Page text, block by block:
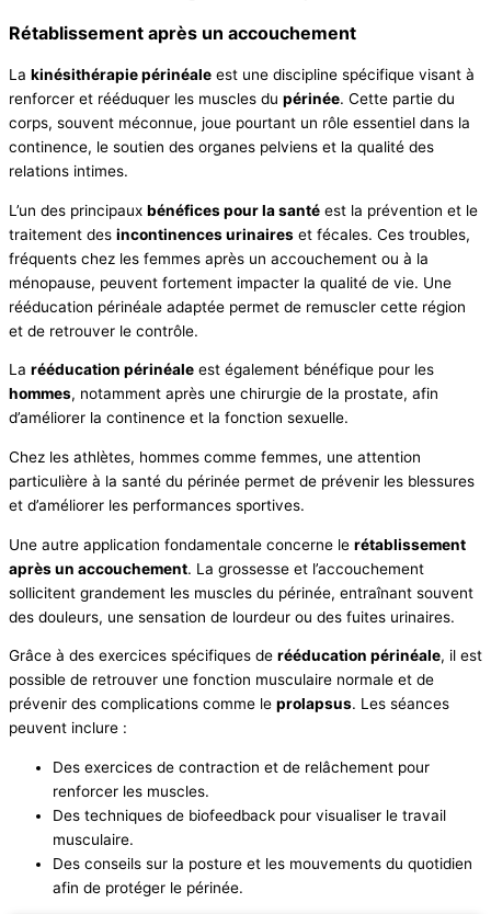
Rétablissement après un accouchement
La kinésithérapie périnéale est une discipline spécifique visant à
renforcer et rééduquer les muscles du périnée. Cette partie du
corps, souvent méconnue, joue pourtant un rôle essentiel dans la
continence, le soutien des organes pelviens et la qualité des
relations intimes.
L’un des principaux bénéfices pour la santé est la prévention et le
traitement des incontinences urinaires et fécales. Ces troubles,
fréquents chez les femmes après un accouchement ou à la
ménopause, peuvent fortement impacter la qualité de vie. Une
rééducation périnéale adaptée permet de remuscler cette région
et de retrouver le contrôle.
La rééducation périnéale est également bénéfique pour les
hommes, notamment après une chirurgie de la prostate, afin
d’améliorer la continence et la fonction sexuelle.
Chez les athlètes, hommes comme femmes, une attention
particulière à la santé du périnée permet de prévenir les blessures
et d’améliorer les performances sportives.
Une autre application fondamentale concerne le rétablissement
après un accouchement. La grossesse et l’accouchement
sollicitent grandement les muscles du périnée, entraînant souvent
des douleurs, une sensation de lourdeur ou des fuites urinaires.
Grâce à des exercices spécifiques de rééducation périnéale, il est
possible de retrouver une fonction musculaire normale et de
prévenir des complications comme le prolapsus. Les séances
peuvent inclure :
Des exercices de contraction et de relâchement pour
renforcer les muscles.
Des techniques de biofeedback pour visualiser le travail
musculaire.
Des conseils sur la posture et les mouvements du quotidien
afin de protéger le périnée.